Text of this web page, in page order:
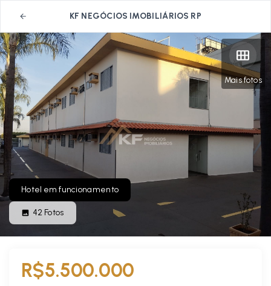
KF NEGÓCIOS IMOBILIÁRIOS RP
Mais fotos
Hotel em funcionamento
42 Fotos
R$5.500.000